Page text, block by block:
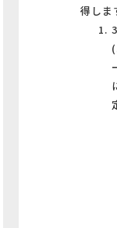
得しま